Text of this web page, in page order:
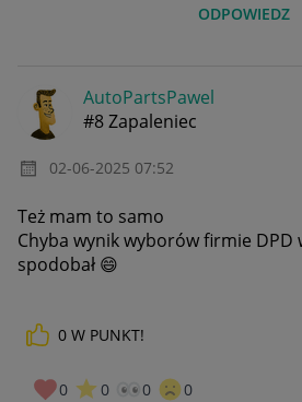
ODPOWIEDZ
AutoPartsPawel
#8 Zapaleniec
‎02-06-2025 07:52
Też mam to samo
Chyba wynik wyborów firmie DPD
spodobał 😄
0 W PUNKT!
0 0 0 0